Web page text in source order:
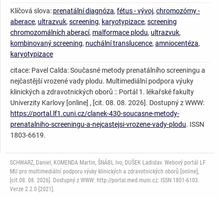
Klíčová slova: prenatální diagnóza, fétus - vývoj, chromozómy -
aberace, ultrazvuk, screening, karyotypizace, screening
chromozomálních aberací, malformace plodu, ultrazvuk,
kombinovaný screening, nuchální translucence, amniocentéza,
karyotypizace
citace: Pavel Calda: Současné metody prenatálního screeningu a
nejčastější vrozené vady plodu. Multimediální podpora výuky
klinických a zdravotnických oborů :: Portál 1. lékařské fakulty
Univerzity Karlovy [online] , [cit. 08. 08. 2026]. Dostupný z WWW:
https://portal.lf1.cuni.cz/clanek-430-soucasne-metody-
prenatalniho-screeningu-a-nejcastejsi-vrozene-vady-plodu. ISSN
1803-6619.
SCHWARZ, Daniel, KOMENDA Martin, ŠNÁBL Ivo, DUŠEK Ladislav. Webový portál LF
MU pro multimediální podporu výuky klinických a zdravotnických oborů [online],
[cit.08. 08. 2026]. Dostupný z WWW: http://portal.med.muni.cz. ISSN 1801-6103.
Verze 2.2.0 [2021].